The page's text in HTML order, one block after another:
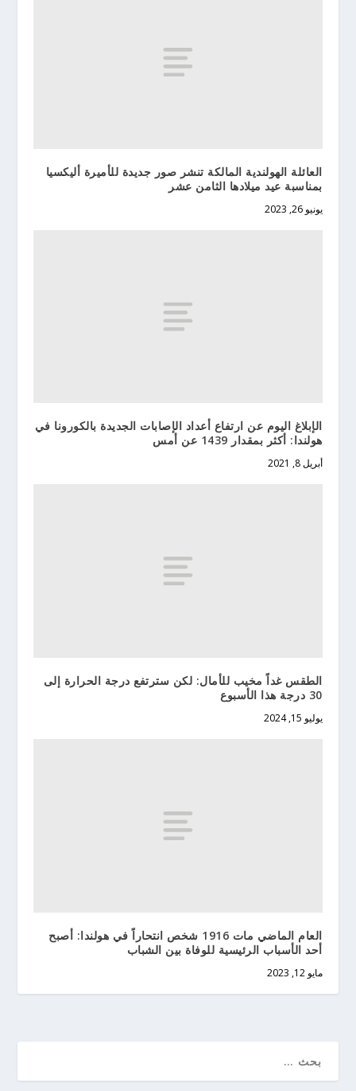
العائلة الهولندية المالكة تنشر صور جديدة للأميرة أليكسيا
بمناسبة عيد ميلادها الثامن عشر
يونيو 26, 2023
الإبلاغ اليوم عن ارتفاع أعداد الإصابات الجديدة بالكورونا في
هولندا: أكثر بمقدار 1439 عن أمس
أبريل 8, 2021
الطقس غداً مخيب للأمال: لكن سترتفع درجة الحرارة إلى
30 درجة هذا الأسبوع
يوليو 15, 2024
العام الماضي مات 1916 شخص انتحاراً في هولندا: أصبح
أحد الأسباب الرئيسية للوفاة بين الشباب
مايو 12, 2023